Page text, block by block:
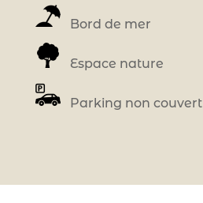
Bord de mer
Espace nature
Parking non couvert